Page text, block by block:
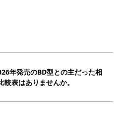
年発売のBD型との主だった相
表はありませんか。